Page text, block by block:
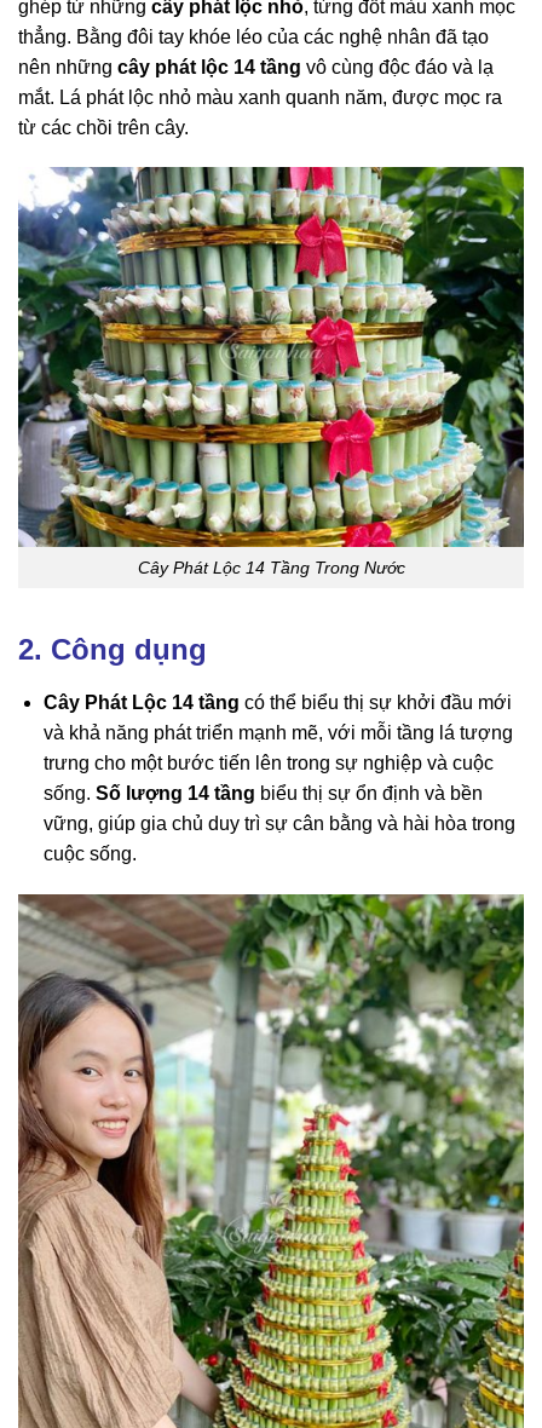
ghép từ những cây phát lộc nhỏ, từng đốt màu xanh mọc
thẳng. Bằng đôi tay khóe léo của các nghệ nhân đã tạo
nên những cây phát lộc 14 tầng vô cùng độc đáo và lạ
mắt. Lá phát lộc nhỏ màu xanh quanh năm, được mọc ra
từ các chồi trên cây.
Cây Phát Lộc 14 Tầng Trong Nước
2. Công dụng
Cây Phát Lộc 14 tầng có thể biểu thị sự khởi đầu mới
và khả năng phát triển mạnh mẽ, với mỗi tầng lá tượng
trưng cho một bước tiến lên trong sự nghiệp và cuộc
sống. Số lượng 14 tầng biểu thị sự ổn định và bền
vững, giúp gia chủ duy trì sự cân bằng và hài hòa trong
cuộc sống.